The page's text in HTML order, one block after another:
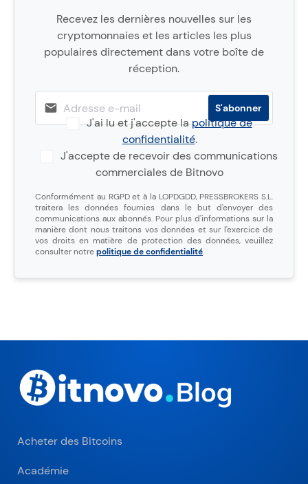
Recevez les dernières nouvelles sur les
cryptomonnaies et les articles les plus
populaires directement dans votre boîte de
réception.
J'ai lu et j'accepte lapolitique de
confidentialité.
J'accepte de recevoir des communications
commerciales de Bitnovo
Conformément au RGPD et à la LOPDGDD, PRESSBROKERS S.L.
traitera les données fournies dans le but d'envoyer des
communications aux abonnés. Pour plus d'informations sur la
manière dont nous traitons vos données et sur l'exercice de
vos droits en matière de protection des données, veuillez
consulter notrepolitique de confidentialité.
Acheter des Bitcoins
Académie